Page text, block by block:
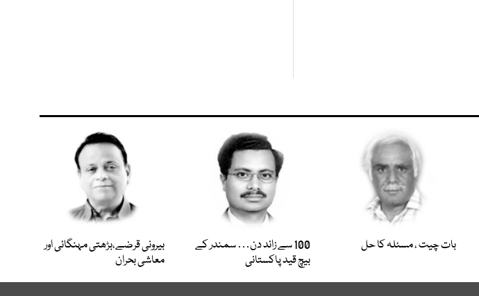
بات چیت ، مسئلہ کا حل
100 سے زائد دن… سمندر کے
بیچ قید پاکستانی
بیرونی قرضے،بڑھتی مہنگائی اور
معاشی بحران